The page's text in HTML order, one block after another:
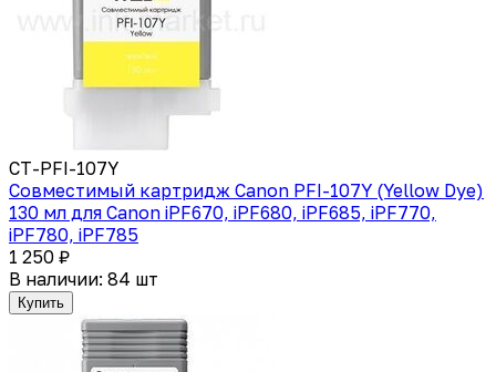
CT-PFI-107Y
Совместимый картридж Canon PFI-107Y (Yellow Dye)
130 мл для Canon iPF670, iPF680, iPF685, iPF770,
iPF780, iPF785
1 250 ₽
В наличии: 84 шт
Купить